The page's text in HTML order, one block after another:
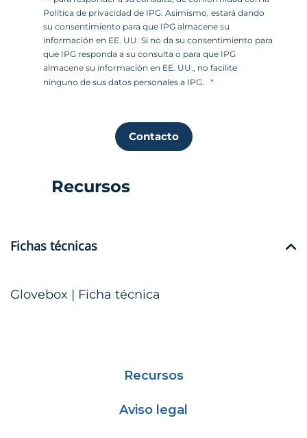
Política de privacidad de IPG. Asimismo, estará dando
su consentimiento para que IPG almacene su
información en EE. UU. Si no da su consentimiento para
que IPG responda a su consulta o para que IPG
almacene su información en EE. UU., no facilite
ninguno de sus datos personales a IPG.
Contacto
Recursos
Fichas técnicas
Glovebox | Ficha técnica
Recursos
Aviso legal